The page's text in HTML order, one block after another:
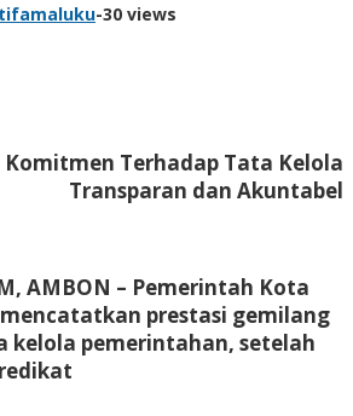
tifamaluku-30 views
Komitmen Terhadap Tata Kelola
Transparan dan Akuntabel
AMBON – Pemerintah Kota
prestasi gemilang
kelola pemerintahan, setelah